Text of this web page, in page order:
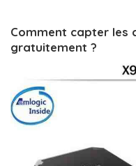
Comment capter les
gratuitement ?